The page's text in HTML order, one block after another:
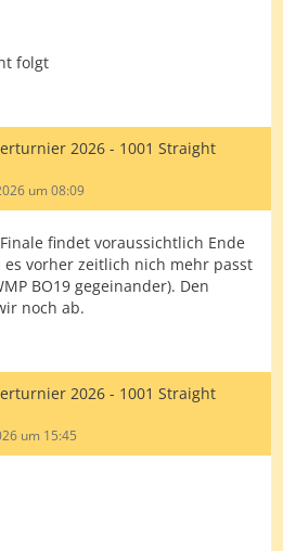
folgt
2026 - 1001 Straight
um 08:09
findet voraussichtlich Ende
es vorher zeitlich nich mehr passt
BO19 gegeinander). Den
noch ab.
2026 - 1001 Straight
um 15:45